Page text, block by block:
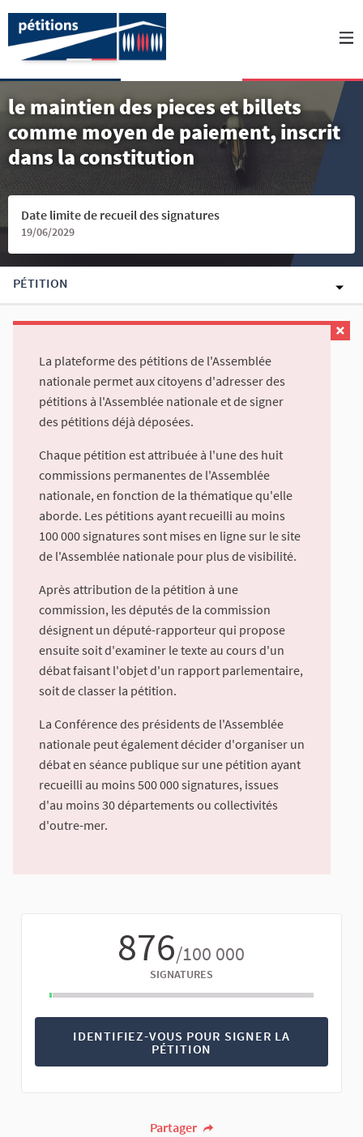
le maintien des pieces et billets
comme moyen de paiement, inscrit
dans la constitution
Date limite de recueil des signatures
19/06/2029
PÉTITION
La plateforme des pétitions de l'Assemblée
nationale permet aux citoyens d'adresser des
pétitions à l'Assemblée nationale et de signer
des pétitions déjà déposées.
Chaque pétition est attribuée à l'une des huit
commissions permanentes de l'Assemblée
nationale, en fonction de la thématique qu'elle
aborde. Les pétitions ayant recueilli au moins
100 000 signatures sont mises en ligne sur le site
de l'Assemblée nationale pour plus de visibilité.
Après attribution de la pétition à une
commission, les députés de la commission
désignent un député-rapporteur qui propose
ensuite soit d'examiner le texte au cours d'un
débat faisant l'objet d'un rapport parlementaire,
soit de classer la pétition.
La Conférence des présidents de l'Assemblée
nationale peut également décider d'organiser un
débat en séance publique sur une pétition ayant
recueilli au moins 500 000 signatures, issues
d'au moins 30 départements ou collectivités
d'outre-mer.
876/100 000
SIGNATURES
IDENTIFIEZ-VOUS POUR SIGNER LA
PÉTITION
Partager